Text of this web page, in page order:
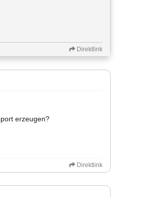
Direktlink
erzeugen?
Direktlink